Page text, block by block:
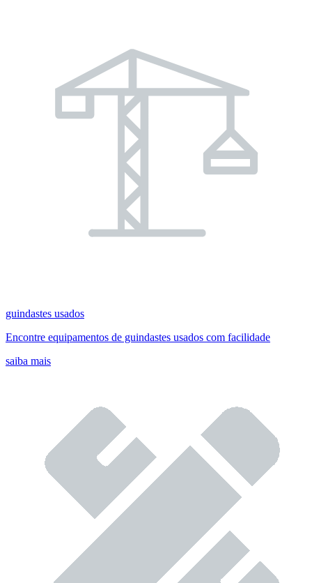
guindastes usados
Encontre equipamentos de guindastes usados com facilidade
saiba mais